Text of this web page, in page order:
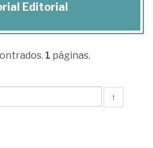
Editorial
1 páginas.
↑